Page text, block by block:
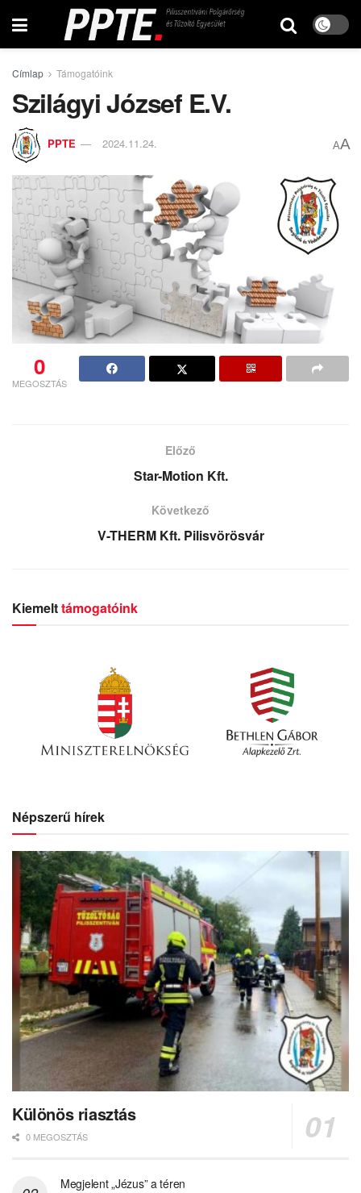
Címlap Támogatóink
Szilágyi József E.V.
PPTE 2024.11.24. AA
0
MEGOSZTÁS
Előző
Star-Motion Kft.
Következő
V-THERM Kft. Pilisvörösvár
Kiemelttámogatóink
Népszerű hírek
Különös riasztás
0 MEGOSZTÁS
Megjelent „Jézus” a téren